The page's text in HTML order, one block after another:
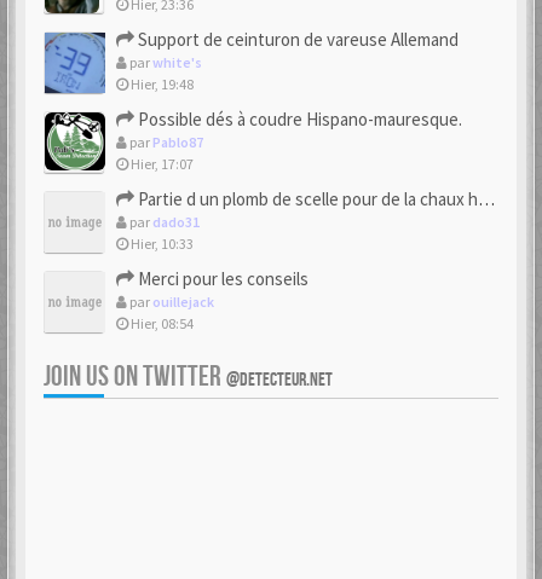
Hier, 23:36
Support de ceinturon de vareuse Allemand
parwhite's
Hier, 19:48
Possible dés à coudre Hispano-mauresque.
par Pablo87
Hier, 17:07
Partie d un plomb de scelle pour de la chaux hydraulique
par dado31
Hier, 10:33
Merci pour les conseils
par ouillejack
Hier, 08:54
JOIN US ON TWITTER @DETECTEUR.NET